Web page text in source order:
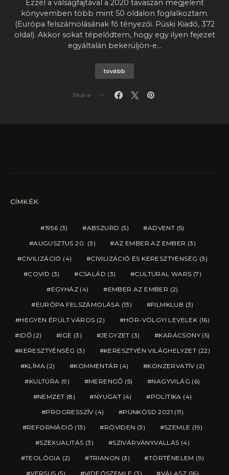
Ezzel a válságfajtával a 2020 tavaszán megjelent
könyvemben több mint 50 oldalon foglalkoztam.
(Európa felszámolásának fő tényezői. Püski Kiadó, 372
oldal). Akkor sokat tépelődtem, hogy egy ilyen fejezet
egyáltalán bekerüljön-e…
tovább
Share
CÍMKÉK
1956 (3) ABSZURD (5) ADVENT (5)
AUGUSZTUS 20. (3) AZ EMBER AZ EMBER (3)
CIVILIZÁCIÓ (4) CIVILIZÁCIÓ ÉS KERESZTYÉNSÉG (3)
COVID (3) CSALÁD (3) CULTURAL WARS (7)
EGYHÁZ (4) EMBER AZ EMBER (2)
EURÓPA FELSZÁMOLÁSA (13) FILMKLUB (3)
HEGYEN ÉPÜLT VÁROS (2) HÓR-VÖLGYI LEVELEK (16)
IDŐ (2) IGE (3) JEGYZET (3) KARÁCSONY(5)
KERESZTYÉNSÉG (3) KERESZTYÉN VILÁGHELYZET (22)
KLÍMA(2) KOMMENTÁR (4) KONZERVATÍV(2)
KULTÚRA (9) MERENGŐ (5) NAGYVILÁG (6)
NEMZET (8) NYUGAT (4) POLITIKA (4)
PROGRESSZÍV(4) PÜNKÖSD 2021 (11)
REFORMÁCIÓ (13) RÖVIDEN (3) SZEMLE (19)
SZEXUALITÁS (3) SZIVÁRVÁNYVALLÁS (4)
TEOLÓGIA (2) TRIANON (3) TÖRTÉNELEM (9)
VERSUS (5) VIDEÓSZEMLE (3) VÁLASZ (16)